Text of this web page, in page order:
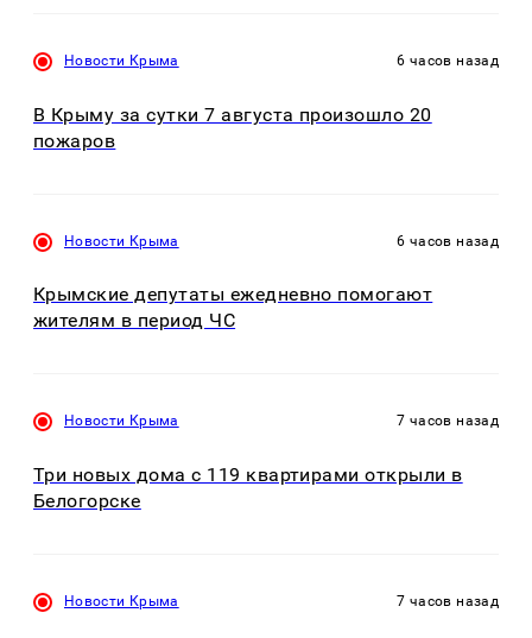
Новости Крыма 6 часов назад
В Крыму за сутки 7 августа произошло 20
пожаров
Новости Крыма 6 часов назад
Крымские депутаты ежедневно помогают
жителям в период ЧС
Новости Крыма 7 часов назад
Три новых дома с 119 квартирами открыли в
Белогорске
Новости Крыма 7 часов назад